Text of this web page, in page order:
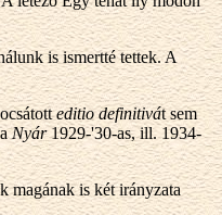
is ismertté tettek. A
editio definitivát sem
aNyár1929-'30-as, ill. 1934-
magának is két irányzata